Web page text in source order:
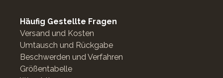
Häufig Gestellte Fragen
Versand und Kosten
Umtausch und Rückgabe
Beschwerden und Verfahren
Größentabelle